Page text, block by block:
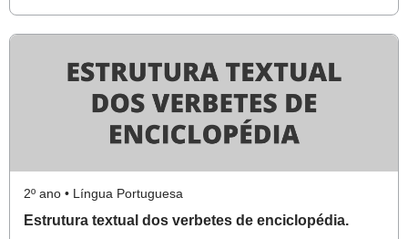
2º ano • Língua Portuguesa
Estrutura textual dos verbetes de enciclopédia.